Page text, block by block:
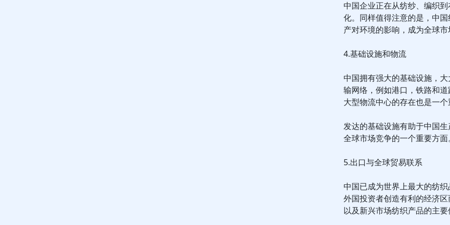
中国企业正在从纺纱、编织
化。同样值得注意的是，中
产对环境的影响，成为全球
4.基础设施和物流
中国拥有强大的基础设施，
输网络，例如港口，铁路和
大型物流中心的存在也是一
发达的基础设施有助于中国
全球市场竞争的一个重要方面
5.出口与全球贸易联系
中国已成为世界上最大的纺
外国投资者创造有利的经济
以及新兴市场纺织产品的主